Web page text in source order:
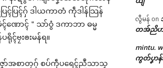
ၚ်ပြၚ်ဂှ် ဒါယကာတံ ကဵုဒါန်သြန်
ောၚ်＂သာ်ဝွံ ဒကာဘာ ဓမ္မ
ၚ်ဗၠးၜးမန်ရ။
ော်အစာတၠဂှ် စပ်ကဵုပရေၚ်ညဳသာသၟ
လွီမန် on
တအ်ညိဟ
mintu.
ကွတ်ပၞာန်